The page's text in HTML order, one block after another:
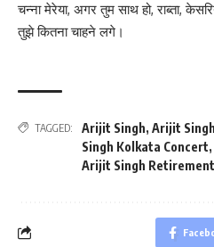
चन्ना मेरेया, अगर तुम साथ हो, राब्ता,
तुझे कितना चाहने लगे।
TAGGED: Arijit Singh, Arijit
Singh Kolkata Concert,
Arijit Singh Retirement